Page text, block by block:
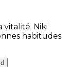
vitalité. Niki
habitudes